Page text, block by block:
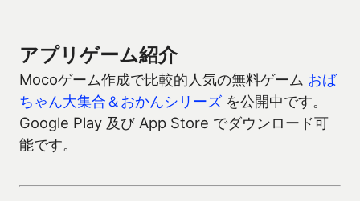
アプリゲーム紹介
Mocoゲーム作成で比較的人気の無料ゲーム おば
ちゃん大集合＆おかんシリーズ を公開中です。
Google Play 及び App Store でダウンロード可
能です。